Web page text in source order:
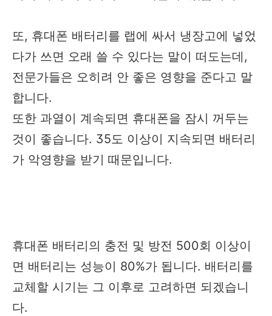
또, 휴대폰 배터리를 랩에 싸서 냉장고에 넣었
다가 쓰면 오래 쓸 수 있다는 말이 떠도는데,
전문가들은 오히려 안 좋은 영향을 준다고 말
합니다.
또한 과열이 계속되면 휴대폰을 잠시 꺼두는
것이 좋습니다. 35도 이상이 지속되면 배터리
가 악영향을 받기 때문입니다.
휴대폰 배터리의 충전 및 방전 500회 이상이
면 배터리는 성능이 80%가 됩니다. 배터리를
교체할 시기는 그 이후로 고려하면 되겠습니
다.